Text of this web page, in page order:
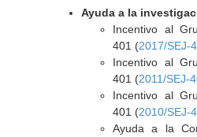
Ayuda a la
Incentivo al
401 (2017/SEJ-
Incentivo al
401 (2011/SEJ-
Incentivo al
401 (2010/SEJ-
Ayuda a la